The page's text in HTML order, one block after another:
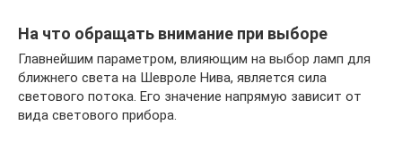
На что обращать внимание при выборе
Главнейшим параметром, влияющим на выбор ламп для
ближнего света на Шевроле Нива, является сила
светового потока. Его значение напрямую зависит от
вида светового прибора.